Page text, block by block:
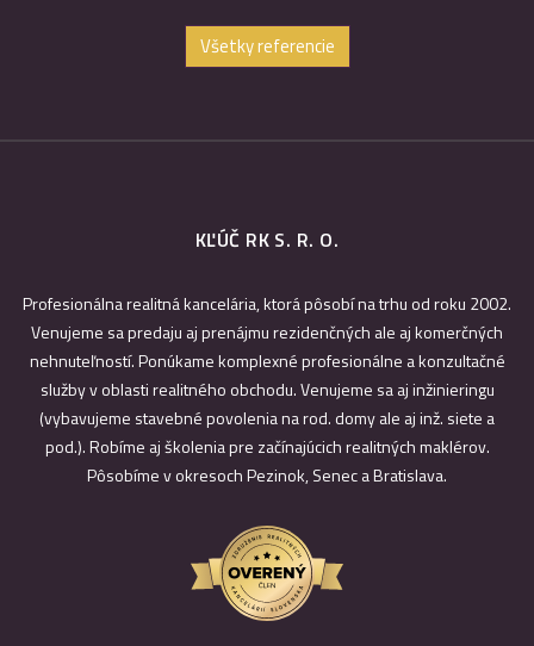
Všetky referencie
KĽÚČ RK S. R. O.
Profesionálna realitná kancelária, ktorá pôsobí na trhu od roku 2002.
Venujeme sa predaju aj prenájmu rezidenčných ale aj komerčných
nehnuteľností. Ponúkame komplexné profesionálne a konzultačné
služby v oblasti realitného obchodu. Venujeme sa aj inžinieringu
(vybavujeme stavebné povolenia na rod. domy ale aj inž. siete a
pod.). Robíme aj školenia pre začínajúcich realitných maklérov.
Pôsobíme v okresoch Pezinok, Senec a Bratislava.